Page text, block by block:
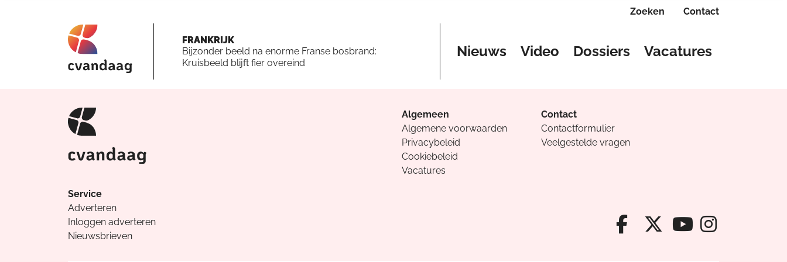
Zoeken Contact
FRANKRIJK
Bijzonder beeld na enorme Franse bosbrand:
Kruisbeeld blijft fier overeind
Nieuws Video Dossiers Vacatures
Algemeen
Algemene voorwaarden
Privacybeleid
Cookiebeleid
Vacatures
Contact
Contactformulier
Veelgestelde vragen
Service
Adverteren
Inloggen adverteren
Nieuwsbrieven
Facebook van
X van